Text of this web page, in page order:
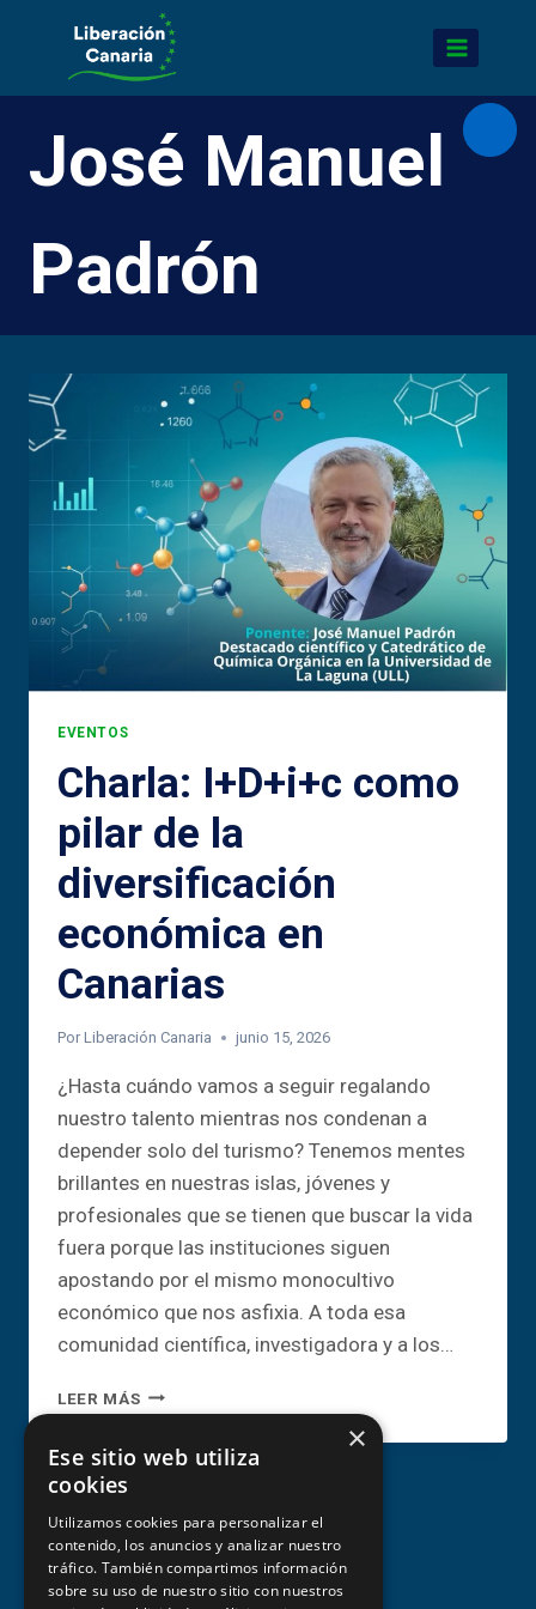
contenido
José Manuel
Padrón
EVENTOS
Charla: I+D+i+c como
pilar de la
diversificación
económica en
Canarias
Por Liberación Canaria junio 15, 2026
¿Hasta cuándo vamos a seguir regalando
nuestro talento mientras nos condenan a
depender solo del turismo? Tenemos mentes
brillantes en nuestras islas, jóvenes y
profesionales que se tienen que buscar la vida
fuera porque las instituciones siguen
apostando por el mismo monocultivo
económico que nos asfixia. A toda esa
comunidad científica, investigadora y a los…
LEER MÁSCHARLA:
I+D+I+C
PILAR
LA
DIVERSIFICACIÓN
ECONÓMICA
EN
×
Ese sitio web utiliza
cookies
Utilizamos cookies para personalizar el
contenido, los anuncios y analizar nuestro
tráfico. También compartimos información
sobre su uso de nuestro sitio con nuestros